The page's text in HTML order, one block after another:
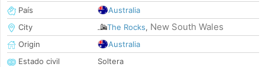
País
Australia
City
The Rocks, New South Wales
Origin
Australia
Estado civil
Soltera